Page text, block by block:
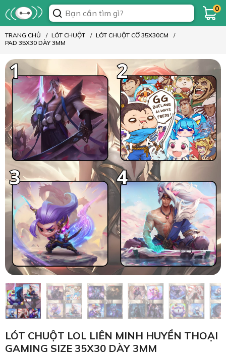
0
TRANG CHỦ LÓT CHUỘT
LÓT CHUỘT CỠ 35X30CM
PAD 35X30 DÀY 3MM
LÓT CHUỘT LOL LIÊN MINH HUYỀN THOẠI
GAMING SIZE 35X30 DÀY 3MM